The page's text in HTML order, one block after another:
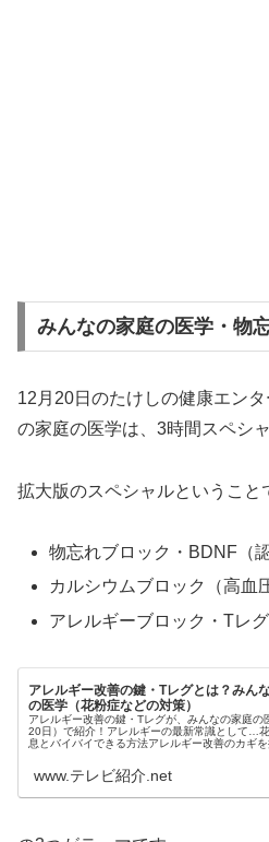
みんなの家庭の医学・物
12月20日のたけしの健康エン
の家庭の医学は、3時間スペシャ
拡大版のスペシャルというこ
物忘れブロック・BDNF（
カルシウムブロック（高血
アレルギーブロック・Tレ
アレルギー改善の鍵・Tレグとは？みん
の医学（花粉症などの対策）
アレルギー改善の鍵・Tレグが、みんなの家庭の
20日）で紹介！アレルギーの最新常識として…
息とバイバイできる方法アレルギー改善のカギを
＆認知症予防年末が近づき...
www.テレビ紹介.net